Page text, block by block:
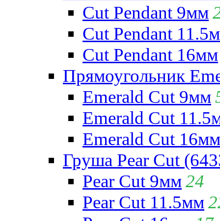
Cut Pendant 9мм
Cut Pendant
Cut Pendant 16мм
Прямоугольник
Emerald Cut 9мм
Emerald Cut
Emerald Cut 16мм
Груша Pear Cut
Pear Cut 9мм24
Pear Cut 11.5мм